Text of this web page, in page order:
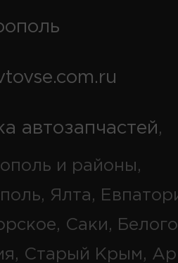
автозапчастей,
и районы,
Ялта,
Саки,
Старый Крым,